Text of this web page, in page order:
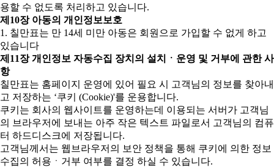
용할 수 없도록 처리하고 있습니다.
제10장 아동의 개인정보보호
1. 칠만표는 만 14세 미만 아동은 회원으로 가입할 수 없게 하고
있습니다
제11장 개인정보 자동수집 장치의 설치ㆍ운영 및 거부에 관한 사
항
칠만표는 홈페이지 운영에 있어 필요 시 고객님의 정보를 찾아내
고 저장하는 ‘쿠키 (Cookie)'를 운용합니다.
쿠키는 회사의 웹사이트를 운영하는데 이용되는 서버가 고객님
의 브라우저에 보내는 아주 작은 텍스트 파일로서 고객님의 컴퓨
터 하드디스크에 저장됩니다.
고객님께서는 웹브라우저의 보안 정책을 통해 쿠키에 의한 정보
수집의 허용ㆍ거부 여부를 결정 하실 수 있습니다.